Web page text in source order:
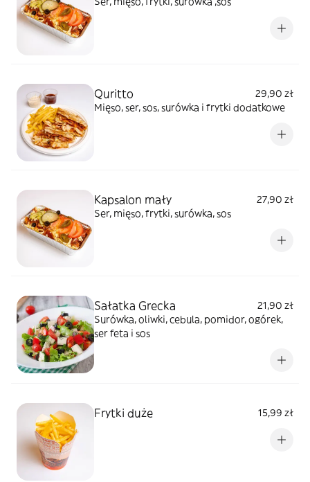
Quritto
29,90 zł
Mięso, ser, sos, surówka i frytki dodatkowe
Kapsalon mały
27,90 zł
Ser, mięso, frytki, surówka, sos
Sałatka Grecka
21,90 zł
Surówka, oliwki, cebula, pomidor, ogórek,
ser feta i sos
Frytki duże 15,99 zł